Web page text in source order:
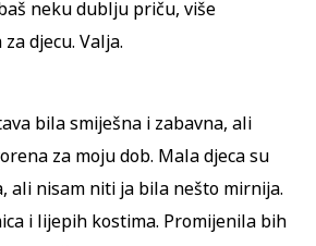
neku dublju priču, više
djecu. Valja.
bila smiješna i zabavna, ali
za moju dob. Mala djeca su
ali nisam niti ja bila nešto mirnija.
i lijepih kostima. Promijenila bih